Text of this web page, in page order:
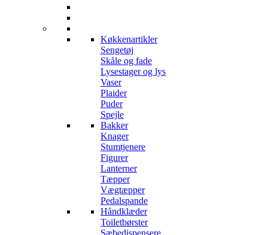
Køkkenartikler
Sengetøj
Skåle og fade
Lysestager og lys
Vaser
Plaider
Puder
Spejle
Bakker
Knager
Stumtjenere
Figurer
Lanterner
Tæpper
Vægtæpper
Pedalspande
Håndklæder
Toiletbørster
Sæbedispensere